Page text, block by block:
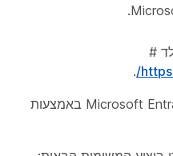
#
.
היכנס למרכז הניהול של Microsoft Entra באמצעות